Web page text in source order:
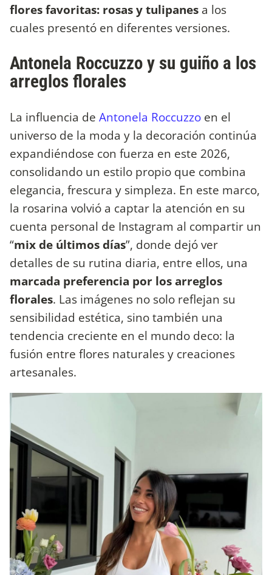
flores favoritas: rosas y tulipanes a los
cuales presentó en diferentes versiones.
Antonela Roccuzzo y su guiño a los
arreglos florales
La influencia de Antonela Roccuzzo en el
universo de la moda y la decoración continúa
expandiéndose con fuerza en este 2026,
consolidando un estilo propio que combina
elegancia, frescura y simpleza. En este marco,
la rosarina volvió a captar la atención en su
cuenta personal de Instagram al compartir un
“mix de últimos días”, donde dejó ver
detalles de su rutina diaria, entre ellos, una
marcada preferencia por los arreglos
florales. Las imágenes no solo reflejan su
sensibilidad estética, sino también una
tendencia creciente en el mundo deco: la
fusión entre flores naturales y creaciones
artesanales.